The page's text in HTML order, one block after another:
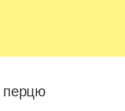
перцю